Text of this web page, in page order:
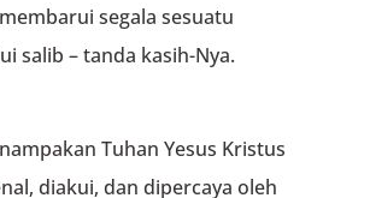
segala sesuatu
salib – tanda kasih-Nya.
Tuhan Yesus Kristus
diakui, dan dipercaya oleh